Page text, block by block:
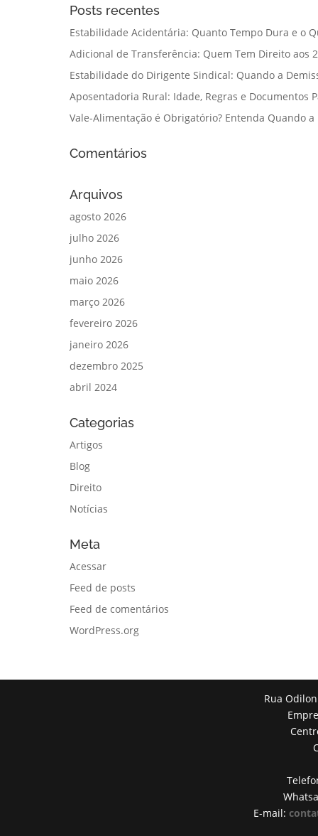
Posts recentes
Estabilidade Acidentária: Quanto Tempo Dura e o
Adicional de Transferência: Quem Tem Direito aos
Estabilidade do Dirigente Sindical: Quando a
Aposentadoria Rural: Idade, Regras e Documentos
Vale-Alimentação é Obrigatório? Entenda Quando
Comentários
Arquivos
agosto 2026
julho 2026
junho 2026
maio 2026
março 2026
fevereiro 2026
janeiro 2026
dezembro 2025
abril 2024
Categorias
Artigos
Blog
Direito
Notícias
Meta
Acessar
Feed de posts
Feed de comentários
WordPress.org
Rua
E-mail: